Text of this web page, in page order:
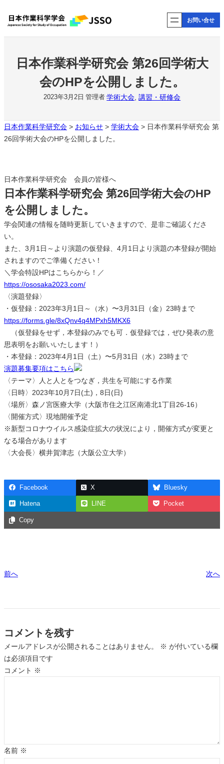
容
お問い合せ
日本作業科学研究会 第26回学術大
会のHPを公開しました。
2023年3月2日 管理者 学術大会 , 講習・研修会
日本作業科学研究会 > お知らせ > 学術大会 > 日本作業科学研究会 第
26回学術大会のHPを公開しました。
日本作業科学研究会 会員の皆様へ
日本作業科学研究会 第26回学術大会のHP
を公開しました。
学会関連の情報を随時更新していきますので、是非ご確認くださ
い。
また、3月1日～より演題の仮登録、4月1日より演題の本登録が開始
されますのでご準備ください！
＼学会特設HPはこちらから！／
https://ososaka2023.com/
〈演題登録〉
・仮登録：2023年3月1日～（水）〜3月31日（金）23時まで
https://forms.gle/8xQnv4q4MPxh5MKX6
（仮登録をせず，本登録のみでも可．仮登録では，ぜひ発表の意
思表明をお願いいたします！）
・本登録：2023年4月1日（土）〜5月31日（水）23時まで
演題募集要項はこちら
〈テーマ〉人と人とをつなぎ，共生を可能にする作業
〈日時〉2023年10月7日(土)，8日(日)
〈場所〉森ノ宮医療大学（大阪市住之江区南港北1丁目26-16）
〈開催方式〉現地開催予定
※新型コロナウイルス感染症拡大の状況により，開催方式が変更と
なる場合があります
〈大会長〉横井賀津志（大阪公立大学）
Facebook X Bluesky
Hatena LINE Pocket
Copy
前へ 次へ
コメントを残す
メールアドレスが公開されることはありません。 ※ が付いている欄
は必須項目です
コメント ※
名前 ※